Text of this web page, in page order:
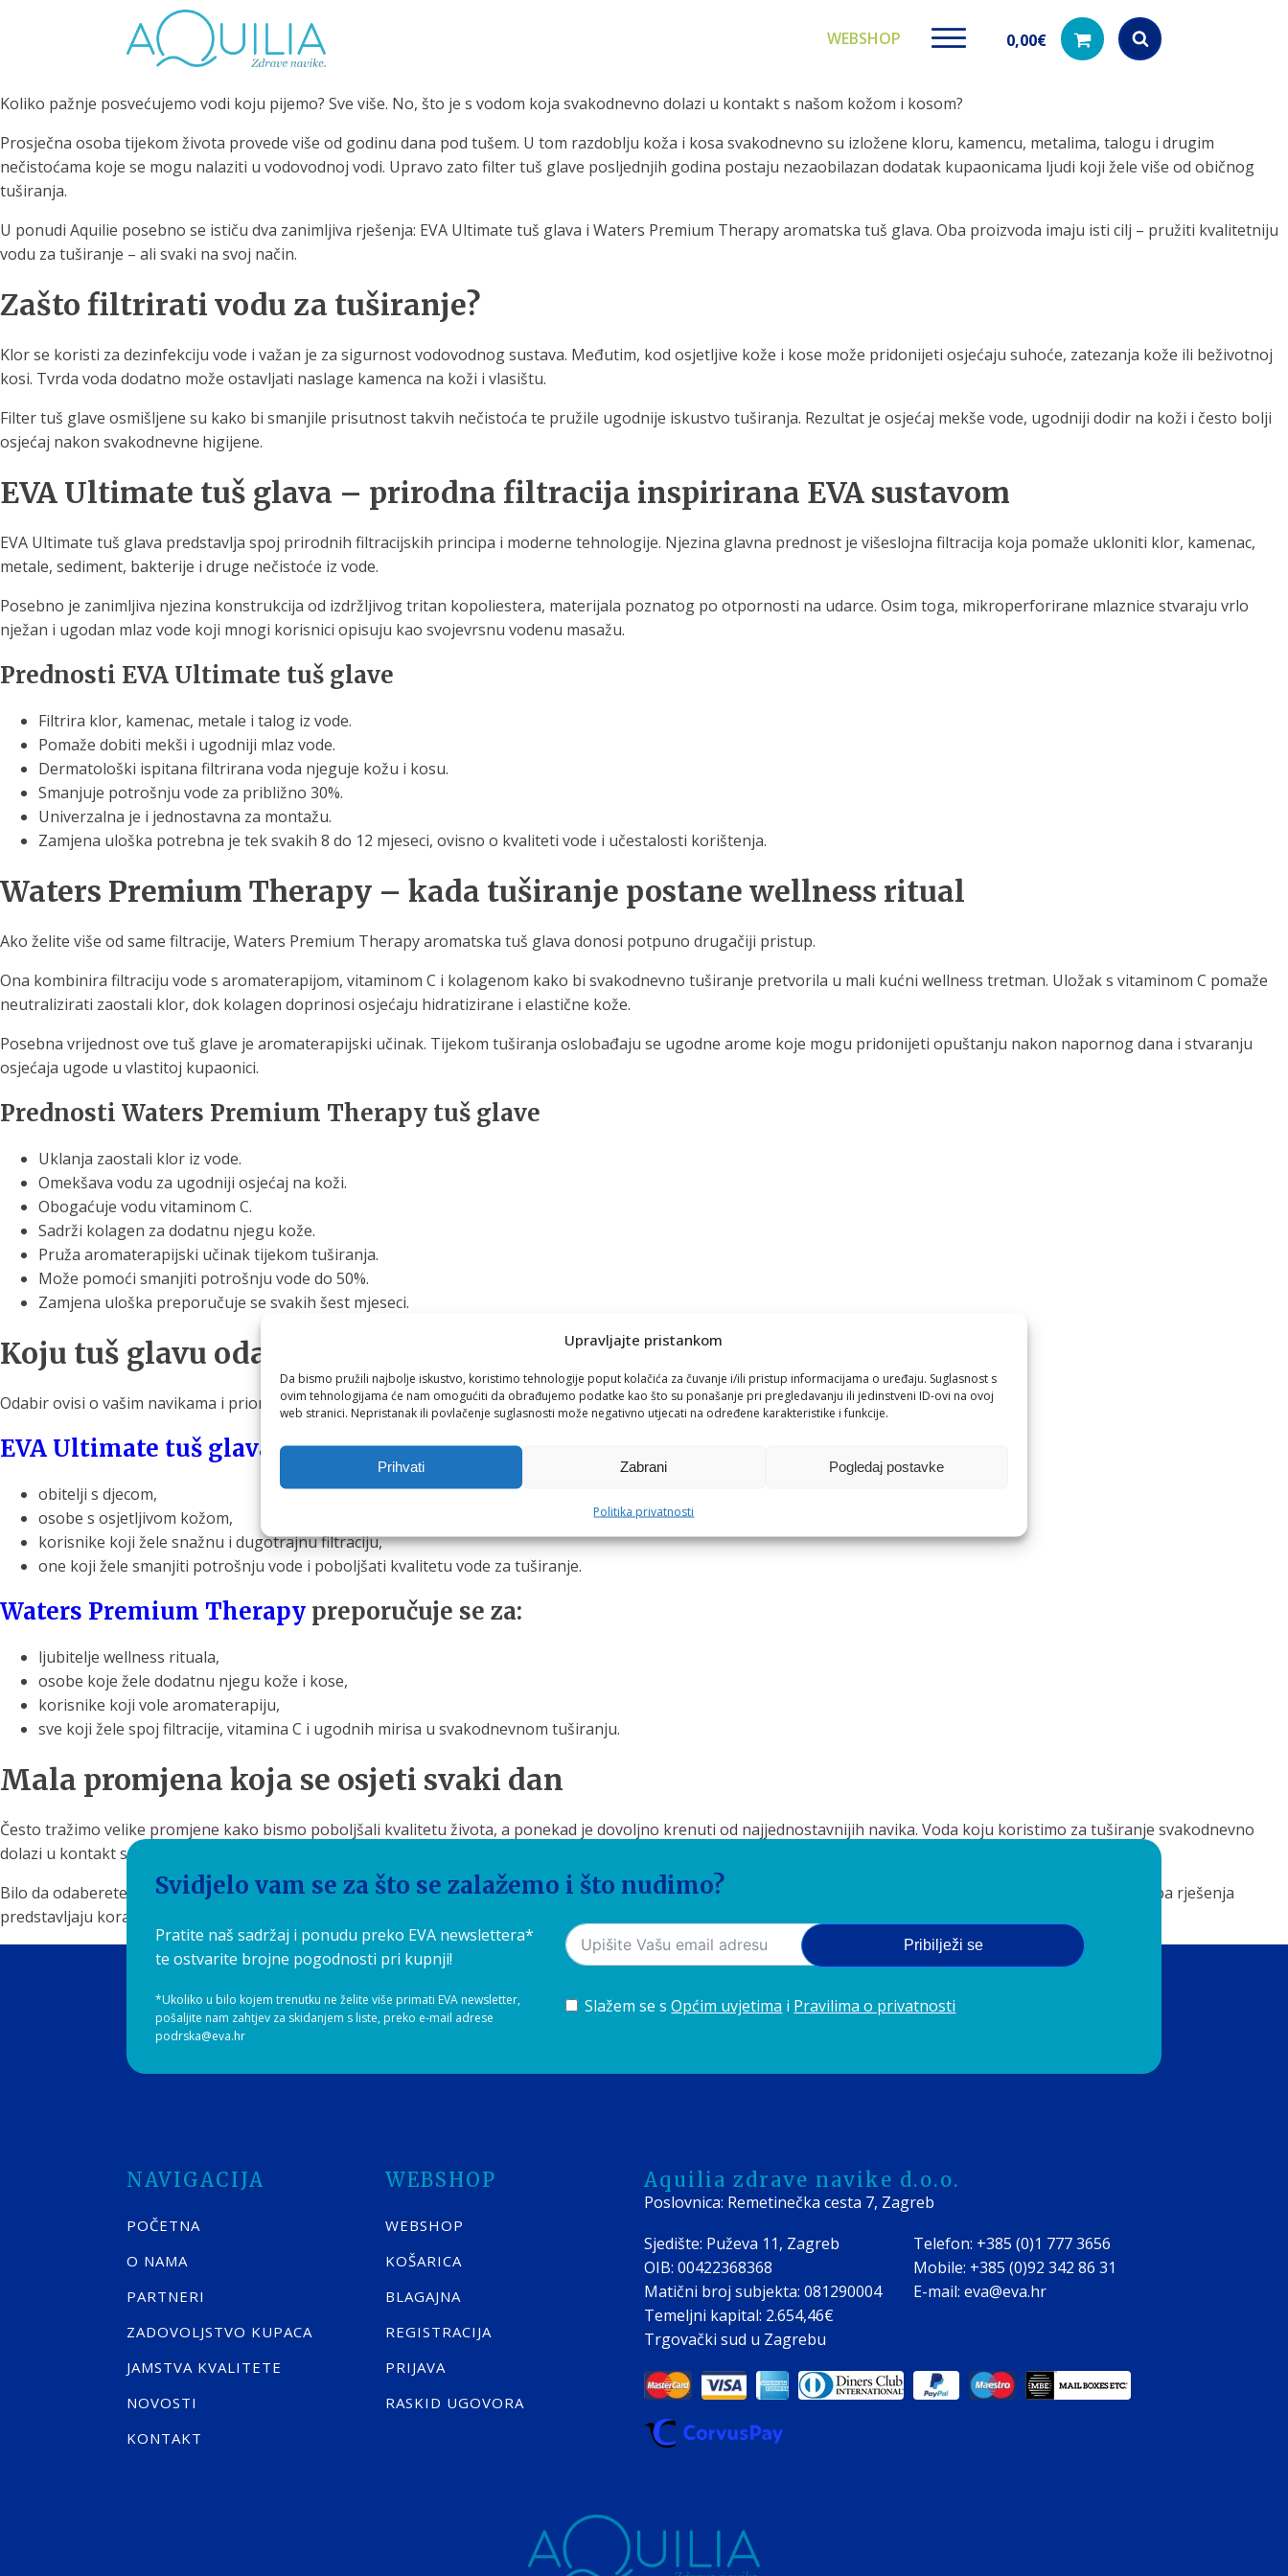
Upravljajte pristankom
Da bismo pružili najbolje iskustvo, koristimo tehnologije poput kolačića za čuvanje i/ili pristup informacijama o uređaju. Suglasnost s
ovim tehnologijama će nam omogućiti da obrađujemo podatke kao što su ponašanje pri pregledavanju ili jedinstveni ID-ovi na ovoj
web stranici. Nepristanak ili povlačenje suglasnosti može negativno utjecati na određene karakteristike i funkcije.
Prihvati Zabrani Pogledaj postavke
Politika privatnosti
WEBSHOP 0,00€
Products
Koliko pažnje posvećujemo vodi koju pijemo? Sve više. No, što je s vodom koja svakodnevno dolazi u kontakt s našom kožom i kosom?
Prosječna osoba tijekom života provede više od godinu dana pod tušem. U tom razdoblju koža i kosa svakodnevno su izložene kloru, kamencu, metalima, talogu i drugim
nečistoćama koje se mogu nalaziti u vodovodnoj vodi. Upravo zato filter tuš glave posljednjih godina postaju nezaobilazan dodatak kupaonicama ljudi koji žele više od običnog
tuširanja.
U ponudi Aquilie posebno se ističu dva zanimljiva rješenja: EVA Ultimate tuš glava i Waters Premium Therapy aromatska tuš glava. Oba proizvoda imaju isti cilj – pružiti kvalitetniju
vodu za tuširanje – ali svaki na svoj način.
Zašto filtrirati vodu za tuširanje?
Klor se koristi za dezinfekciju vode i važan je za sigurnost vodovodnog sustava. Međutim, kod osjetljive kože i kose može pridonijeti osjećaju suhoće, zatezanja kože ili beživotnoj
kosi. Tvrda voda dodatno može ostavljati naslage kamenca na koži i vlasištu.
Filter tuš glave osmišljene su kako bi smanjile prisutnost takvih nečistoća te pružile ugodnije iskustvo tuširanja. Rezultat je osjećaj mekše vode, ugodniji dodir na koži i često bolji
osjećaj nakon svakodnevne higijene.
EVA Ultimate tuš glava – prirodna filtracija inspirirana EVA sustavom
EVA Ultimate tuš glava predstavlja spoj prirodnih filtracijskih principa i moderne tehnologije. Njezina glavna prednost je višeslojna filtracija koja pomaže ukloniti klor, kamenac,
metale, sediment, bakterije i druge nečistoće iz vode.
Posebno je zanimljiva njezina konstrukcija od izdržljivog tritan kopoliestera, materijala poznatog po otpornosti na udarce. Osim toga, mikroperforirane mlaznice stvaraju vrlo
nježan i ugodan mlaz vode koji mnogi korisnici opisuju kao svojevrsnu vodenu masažu.
Prednosti EVA Ultimate tuš glave
Filtrira klor, kamenac, metale i talog iz vode.
Pomaže dobiti mekši i ugodniji mlaz vode.
Dermatološki ispitana filtrirana voda njeguje kožu i kosu.
Smanjuje potrošnju vode za približno 30%.
Univerzalna je i jednostavna za montažu.
Zamjena uloška potrebna je tek svakih 8 do 12 mjeseci, ovisno o kvaliteti vode i učestalosti korištenja.
Waters Premium Therapy – kada tuširanje postane wellness ritual
Ako želite više od same filtracije, Waters Premium Therapy aromatska tuš glava donosi potpuno drugačiji pristup.
Ona kombinira filtraciju vode s aromaterapijom, vitaminom C i kolagenom kako bi svakodnevno tuširanje pretvorila u mali kućni wellness tretman. Uložak s vitaminom C pomaže
neutralizirati zaostali klor, dok kolagen doprinosi osjećaju hidratizirane i elastične kože.
Posebna vrijednost ove tuš glave je aromaterapijski učinak. Tijekom tuširanja oslobađaju se ugodne arome koje mogu pridonijeti opuštanju nakon napornog dana i stvaranju
osjećaja ugode u vlastitoj kupaonici.
Prednosti Waters Premium Therapy tuš glave
Uklanja zaostali klor iz vode.
Omekšava vodu za ugodniji osjećaj na koži.
Obogaćuje vodu vitaminom C.
Sadrži kolagen za dodatnu njegu kože.
Pruža aromaterapijski učinak tijekom tuširanja.
Može pomoći smanjiti potrošnju vode do 50%.
Zamjena uloška preporučuje se svakih šest mjeseci.
Koju tuš glavu odabrati?
Odabir ovisi o vašim navikama i prioritetima.
EVA Ultimate tuš glava idealna je za:
obitelji s djecom,
osobe s osjetljivom kožom,
korisnike koji žele snažnu i dugotrajnu filtraciju,
one koji žele smanjiti potrošnju vode i poboljšati kvalitetu vode za tuširanje.
Waters Premium Therapy preporučuje se za:
ljubitelje wellness rituala,
osobe koje žele dodatnu njegu kože i kose,
korisnike koji vole aromaterapiju,
sve koji žele spoj filtracije, vitamina C i ugodnih mirisa u svakodnevnom tuširanju.
Mala promjena koja se osjeti svaki dan
Često tražimo velike promjene kako bismo poboljšali kvalitetu života, a ponekad je dovoljno krenuti od najjednostavnijih navika. Voda koju koristimo za tuširanje svakodnevno
dolazi u kontakt s našom kožom i kosom, pa njezina kvaliteta može imati veći utjecaj nego što mislimo.
Bilo da odaberete pouzdanu filtraciju i prirodnu filozofiju EVA Ultimate tuš glave ili wellness iskustvo koje pruža Waters Premium Therapy aromatska tuš glava, oba rješenja
predstavljaju korak prema ugodnijem, nježnijem i kvalitetnijem tuširanju.
Svidjelo vam se za što se zalažemo i što nudimo?
Pratite naš sadržaj i ponudu preko EVA newslettera*
te ostvarite brojne pogodnosti pri kupnji!
*Ukoliko u bilo kojem trenutku ne želite više primati EVA newsletter,
pošaljite nam zahtjev za skidanjem s liste, preko e-mail adrese
podrska@eva.hr
Pribilježi se
Slažem se sOpćim uvjetima i Pravilima o privatnosti
NAVIGACIJA
POČETNA
O NAMA
PARTNERI
ZADOVOLJSTVO KUPACA
JAMSTVA KVALITETE
NOVOSTI
KONTAKT
WEBSHOP
WEBSHOP
KOŠARICA
BLAGAJNA
REGISTRACIJA
PRIJAVA
RASKID UGOVORA
Aquilia zdrave navike d.o.o.
Poslovnica: Remetinečka cesta 7, Zagreb
Sjedište: Puževa 11, Zagreb
OIB: 00422368368
Matični broj subjekta: 081290004
Temeljni kapital: 2.654,46€
Trgovački sud u Zagrebu
Telefon: +385 (0)1 777 3656
Mobile: +385 (0)92 342 86 31
E-mail: eva@eva.hr
Tuš glave
filtriranje vode za
tuširanje
Vrčevi za filtriranje
vode
Potpuno prijenosno rješenje
za sigurnu i čistu vodu za piće
Boce za filtriranje
za sigurnu i čistu vodu za piće
Zamjenski dijelovi Akcijski paketi
Proizvodi na akciji
Ugradbeni filteri za
vodu
Kod nas